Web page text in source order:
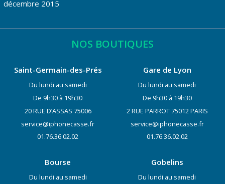
décembre 2015
NOS BOUTIQUES
Saint-Germain-des-Prés
Du lundi au samedi
De 9h30 à 19h30
20 RUE D’ASSAS 75006
service@iphonecasse.fr
01.76.36.02.02
Gare de Lyon
Du lundi au samedi
De 9h30 à 19h30
2 RUE PARROT 75012 PARIS
service@iphonecasse.fr
01.76.36.02.02
Bourse
Du lundi au samedi
Gobelins
Du lundi au samedi